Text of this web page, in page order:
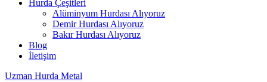
Hurda Çeşitleri
Alüminyum Hurdası Alıyoruz
Demir Hurdası Alıyoruz
Bakır Hurdası Alıyoruz
Blog
İletişim
Uzman Hurda Metal